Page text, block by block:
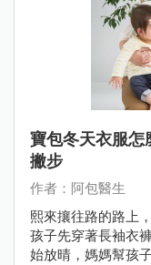
寶包冬天衣服怎
撇步
作者：阿包醫生
熙來攘往路的路上
孩子先穿著長袖衣
始放晴，媽媽幫孩